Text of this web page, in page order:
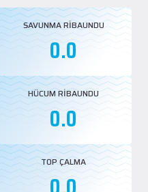
SAVUNMA RİBAUNDU
0.0
HÜCUM RİBAUNDU
0.0
TOP ÇALMA